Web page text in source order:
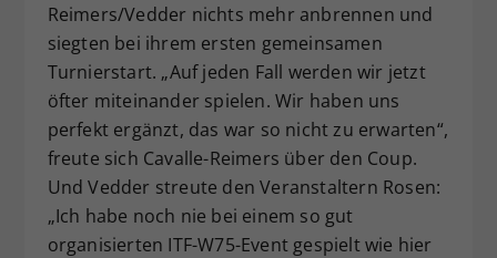
Reimers/Vedder nichts mehr anbrennen und
siegten bei ihrem ersten gemeinsamen
Turnierstart. „Auf jeden Fall werden wir jetzt
öfter miteinander spielen. Wir haben uns
perfekt ergänzt, das war so nicht zu erwarten“,
freute sich Cavalle-Reimers über den Coup.
Und Vedder streute den Veranstaltern Rosen:
„Ich habe noch nie bei einem so gut
organisierten ITF-W75-Event gespielt wie hier